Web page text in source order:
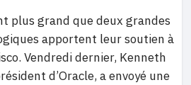
plus grand que deux grandes
apportent leur soutien à
Vendredi dernier, Kenneth
d’Oracle, a envoyé une